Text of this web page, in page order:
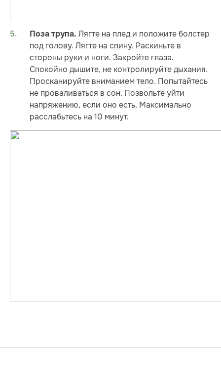
Поза трупа. Лягте на плед и положите болстер
под голову. Лягте на спину. Раскиньте в
стороны руки и ноги. Закройте глаза.
Спокойно дышите, не контролируйте дыхания.
Просканируйте вниманием тело. Попытайтесь
не проваливаться в сон. Позвольте уйти
напряжению, если оно есть. Максимально
расслабьтесь на 10 минут.